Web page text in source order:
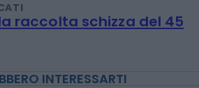
raccolta schizza del 45
INTERESSARTI